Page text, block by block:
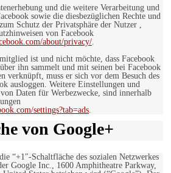
und die weitere Verarbeitung und
sowie die diesbezüglichen Rechte und
Schutz der Privatsphäre der Nutzer ,
von Facebook
about/privacy/.
ist und nicht möchte, dass Facebook
ihn sammelt und mit seinen bei Facebook
verknüpft, muss er sich vor dem Besuch des
ausloggen. Weitere Einstellungen und
Daten für Werbezwecke, sind innerhalb
settings?tab=ads.
von Google+
“+1″-Schaltfläche des sozialen Netzwerkes
Google Inc., 1600 Amphitheatre Parkway,